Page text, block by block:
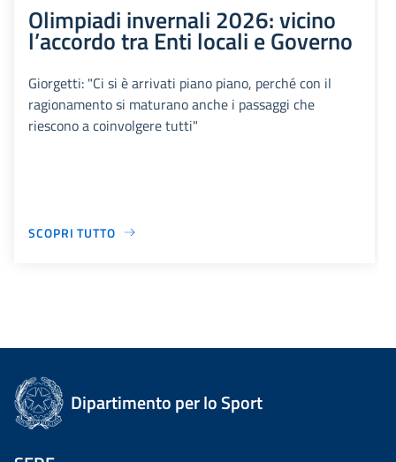
Olimpiadi invernali 2026: vicino
l’accordo tra Enti locali e Governo
Giorgetti: "Ci si è arrivati piano piano, perché con il
ragionamento si maturano anche i passaggi che
riescono a coinvolgere tutti"
SCOPRI TUTTO
Dipartimento per lo Sport